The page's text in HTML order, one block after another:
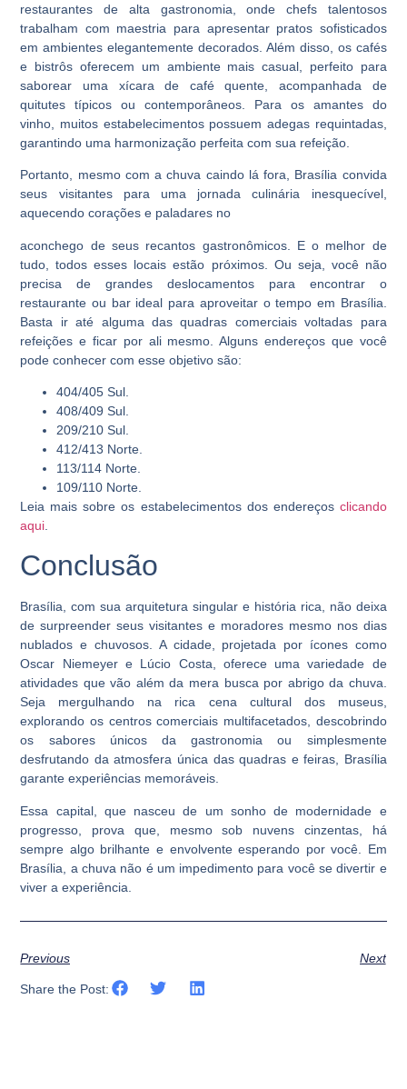
restaurantes de alta gastronomia, onde chefs talentosos
trabalham com maestria para apresentar pratos sofisticados
em ambientes elegantemente decorados. Além disso, os cafés
e bistrôs oferecem um ambiente mais casual, perfeito para
saborear uma xícara de café quente, acompanhada de
quitutes típicos ou contemporâneos. Para os amantes do
vinho, muitos estabelecimentos possuem adegas requintadas,
garantindo uma harmonização perfeita com sua refeição.
Portanto, mesmo com a chuva caindo lá fora, Brasília convida
seus visitantes para uma jornada culinária inesquecível,
aquecendo corações e paladares no
aconchego de seus recantos gastronômicos. E o melhor de
tudo, todos esses locais estão próximos. Ou seja, você não
precisa de grandes deslocamentos para encontrar o
restaurante ou bar ideal para aproveitar o tempo em Brasília.
Basta ir até alguma das quadras comerciais voltadas para
refeições e ficar por ali mesmo. Alguns endereços que você
pode conhecer com esse objetivo são:
404/405 Sul.
408/409 Sul.
209/210 Sul.
412/413 Norte.
113/114 Norte.
109/110 Norte.
Leia mais sobre os estabelecimentos dos endereços clicando
aqui
Conclusão
Brasília, com sua arquitetura singular e história rica, não deixa
de surpreender seus visitantes e moradores mesmo nos dias
nublados e chuvosos. A cidade, projetada por ícones como
Oscar Niemeyer e Lúcio Costa, oferece uma variedade de
atividades que vão além da mera busca por abrigo da chuva.
Seja mergulhando na rica cena cultural dos museus,
explorando os centros comerciais multifacetados, descobrindo
os sabores únicos da gastronomia ou simplesmente
desfrutando da atmosfera única das quadras e feiras, Brasília
garante experiências memoráveis.
Essa capital, que nasceu de um sonho de modernidade e
progresso, prova que, mesmo sob nuvens cinzentas, há
sempre algo brilhante e envolvente esperando por você. Em
Brasília, a chuva não é um impedimento para você se divertir e
viver a experiência.
Previous Next
Share the Post: